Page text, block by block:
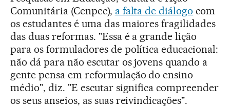
Comunitária (Cenpec), a falta de diálogo com
os estudantes é uma das maiores fragilidades
das duas reformas. "Essa é a grande lição
para os formuladores de política educacional:
não dá para não escutar os jovens quando a
gente pensa em reformulação do ensino
médio", diz. "E escutar significa compreender
os seus anseios, as suas reivindicações".